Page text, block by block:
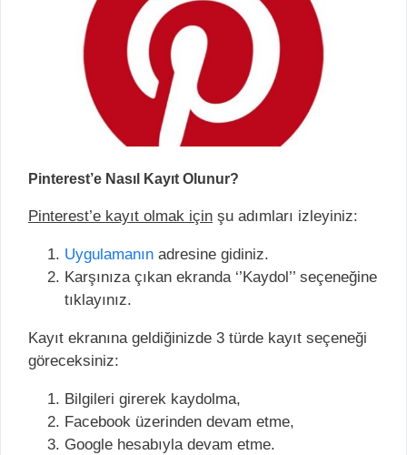
Pinterest’e Nasıl Kayıt Olunur?
Pinterest’e kayıt olmak için şu adımları izleyiniz:
Uygulamanın adresine gidiniz.
Karşınıza çıkan ekranda ‘’Kaydol’’ seçeneğine
tıklayınız.
Kayıt ekranına geldiğinizde 3 türde kayıt seçeneği
göreceksiniz:
Bilgileri girerek kaydolma,
Facebook üzerinden devam etme,
Google hesabıyla devam etme.